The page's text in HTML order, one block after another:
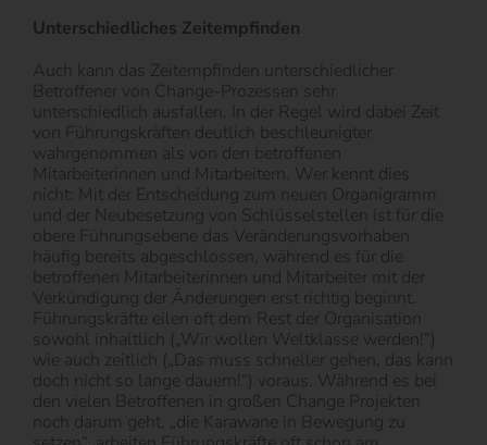
Unterschiedliches Zeitempfinden
Auch kann das Zeitempfinden unterschiedlicher
Betroffener von Change-Prozessen sehr
unterschiedlich ausfallen. In der Regel wird dabei Zeit
von Führungskräften deutlich beschleunigter
wahrgenommen als von den betroffenen
Mitarbeiterinnen und Mitarbeitern. Wer kennt dies
nicht: Mit der Entscheidung zum neuen Organigramm
und der Neubesetzung von Schlüsselstellen ist für die
obere Führungsebene das Veränderungsvorhaben
häufig bereits abgeschlossen, während es für die
betroffenen Mitarbeiterinnen und Mitarbeiter mit der
Verkündigung der Änderungen erst richtig beginnt.
Führungskräfte eilen oft dem Rest der Organisation
sowohl inhaltlich („Wir wollen Weltklasse werden!“)
wie auch zeitlich („Das muss schneller gehen, das kann
doch nicht so lange dauern!“) voraus. Während es bei
den vielen Betroffenen in großen Change Projekten
noch darum geht, „die Karawane in Bewegung zu